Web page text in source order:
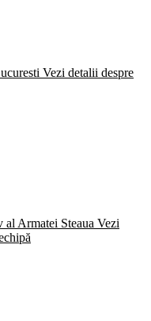
Vezi detalii despre
Armatei Steaua Vezi